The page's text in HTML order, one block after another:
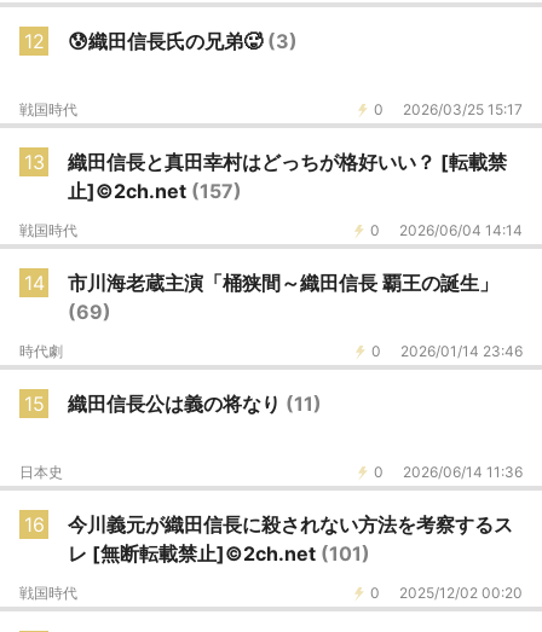
12 😰織田信長氏の兄弟🥵 (3)
0 2026/03/25 15:17
戦国時代
13
織田信長と真田幸村はどっちが格好いい？ [転載禁
止]©2ch.net (157)
0 2026/06/04 14:14
戦国時代
14
市川海老蔵主演「桶狭間～織田信長 覇王の誕生」
(69)
0 2026/01/14 23:46
時代劇
15 織田信長公は義の将なり (11)
0 2026/06/14 11:36
日本史
16
今川義元が織田信長に殺されない方法を考察するス
レ [無断転載禁止]©2ch.net (101)
0 2025/12/02 00:20
戦国時代